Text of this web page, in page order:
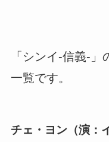
「シンイ-信義-
一覧です。
チェ・ヨン（演：